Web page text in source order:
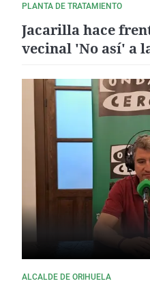
PLANTA DE TRATAMIENTO
Jacarilla hace
vecinal 'No así' a
ALCALDE DE ORIHUELA